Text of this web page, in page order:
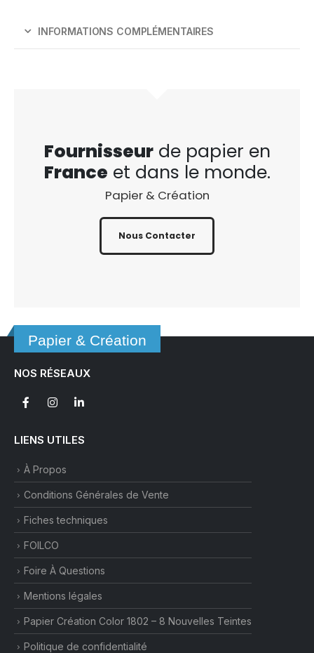
INFORMATIONS COMPLÉMENTAIRES
Fournisseurde papier en
France et dans le monde.
Papier & Création
Nous Contacter
Papier & Création
NOS RÉSEAUX
LIENS UTILES
À Propos
Conditions Générales de Vente
Fiches techniques
FOILCO
Foire À Questions
Mentions légales
Papier Création Color 1802 – 8 Nouvelles Teintes
Politique de confidentialité